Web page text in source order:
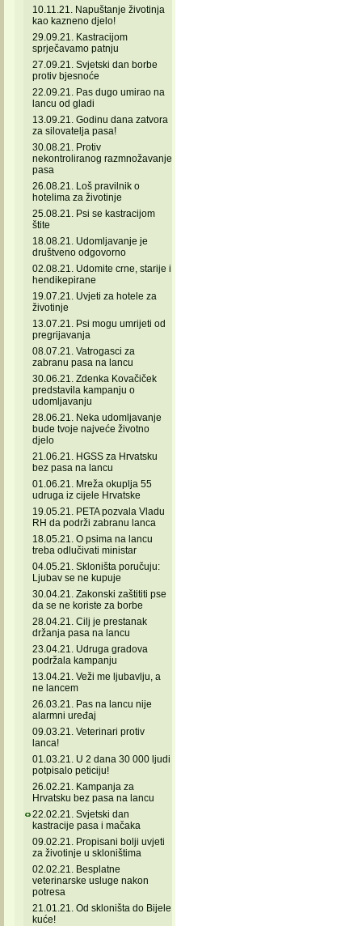
10.11.21. Napuštanje životinja
kao kazneno djelo!
29.09.21. Kastracijom
sprječavamo patnju
27.09.21. Svjetski dan borbe
protiv bjesnoće
22.09.21. Pas dugo umirao na
lancu od gladi
13.09.21. Godinu dana zatvora
za silovatelja pasa!
30.08.21. Protiv
nekontroliranog razmnožavanje
pasa
26.08.21. Loš pravilnik o
hotelima za životinje
25.08.21. Psi se kastracijom
štite
18.08.21. Udomljavanje je
društveno odgovorno
02.08.21. Udomite crne, starije i
hendikepirane
19.07.21. Uvjeti za hotele za
životinje
13.07.21. Psi mogu umrijeti od
pregrijavanja
08.07.21. Vatrogasci za
zabranu pasa na lancu
30.06.21. Zdenka Kovačiček
predstavila kampanju o
udomljavanju
28.06.21. Neka udomljavanje
bude tvoje najveće životno
djelo
21.06.21. HGSS za Hrvatsku
bez pasa na lancu
01.06.21. Mreža okuplja 55
udruga iz cijele Hrvatske
19.05.21. PETA pozvala Vladu
RH da podrži zabranu lanca
18.05.21. O psima na lancu
treba odlučivati ministar
04.05.21. Skloništa poručuju:
Ljubav se ne kupuje
30.04.21. Zakonski zaštititi pse
da se ne koriste za borbe
28.04.21. Cilj je prestanak
držanja pasa na lancu
23.04.21. Udruga gradova
podržala kampanju
13.04.21. Veži me ljubavlju, a
ne lancem
26.03.21. Pas na lancu nije
alarmni uređaj
09.03.21. Veterinari protiv
lanca!
01.03.21. U 2 dana 30 000 ljudi
potpisalo peticiju!
26.02.21. Kampanja za
Hrvatsku bez pasa na lancu
22.02.21. Svjetski dan
kastracije pasa i mačaka
09.02.21. Propisani bolji uvjeti
za životinje u skloništima
02.02.21. Besplatne
veterinarske usluge nakon
potresa
21.01.21. Od skloništa do Bijele
kuće!